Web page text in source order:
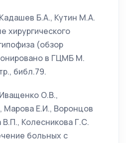
Б.А., Кутин М.А.
хирургического
(обзор
в ГЦМБ М.
библ.79.
О.В.,
Марова Е.И., Воронцов
Колесникова Г.С.
больных с